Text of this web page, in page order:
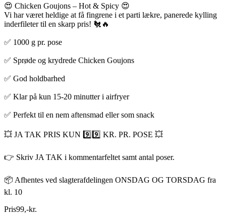
😍 Chicken Goujons – Hot & Spicy 😍
Vi har været heldige at få fingrene i et parti lækre, panerede kylling
inderfileter til en skarp pris! 🐔🔥
✅ 1000 g pr. pose
✅ Sprøde og krydrede Chicken Goujons
✅ God holdbarhed
✅ Klar på kun 15-20 minutter i airfryer
✅ Perfekt til en nem aftensmad eller som snack
💥 JA TAK PRIS KUN 9️⃣9️⃣ KR. PR. POSE 💥
👉 Skriv JA TAK i kommentarfeltet samt antal poser.
📦 Afhentes ved slagterafdelingen ONSDAG OG TORSDAG fra
kl. 10
Pris99,-kr.